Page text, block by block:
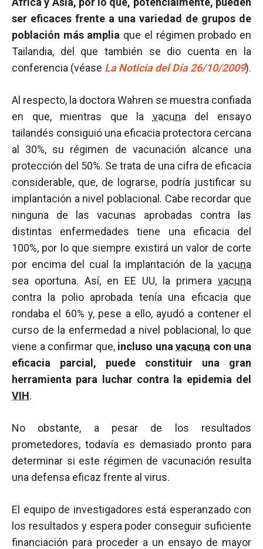
ser eficaces frente a una variedad de grupos de
población más amplia que el régimen probado en
Tailandia, del que también se dio cuenta en la
conferencia (véase La Noticia del Día 26/10/2009).
Al respecto, la doctora Wahren se muestra confiada
en que, mientras que la vacuna del ensayo
tailandés consiguió una eficacia protectora cercana
al 30%, su régimen de vacunación alcance una
protección del 50%. Se trata de una cifra de eficacia
considerable, que, de lograrse, podría justificar su
implantación a nivel poblacional. Cabe recordar que
ninguna de las vacunas aprobadas contra las
distintas enfermedades tiene una eficacia del
100%, por lo que siempre existirá un valor de corte
por encima del cual la implantación de la vacuna
sea oportuna. Así, en EE UU, la primera vacuna
contra la polio aprobada tenía una eficacia que
rondaba el 60% y, pese a ello, ayudó a contener el
curso de la enfermedad a nivel poblacional, lo que
viene a confirmar que, incluso una vacuna con una
eficacia parcial, puede constituir una gran
herramienta para luchar contra la epidemia del
VIH.
No obstante, a pesar de los resultados
prometedores, todavía es demasiado pronto para
determinar si este régimen de vacunación resulta
una defensa eficaz frente al virus.
El equipo de investigadores está esperanzado con
los resultados y espera poder conseguir suficiente
financiación para proceder a un ensayo de mayor